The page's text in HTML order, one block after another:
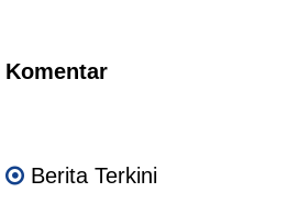
Komentar
Berita Terkini